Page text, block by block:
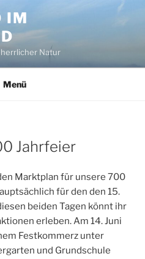
IM
Natur
Menü
Jahrfeier
Marktplan für unsere 700
für den den 15.
beiden Tagen könnt ihr
erleben. Am 14. Juni
Festkommerz unter
und Grundschule